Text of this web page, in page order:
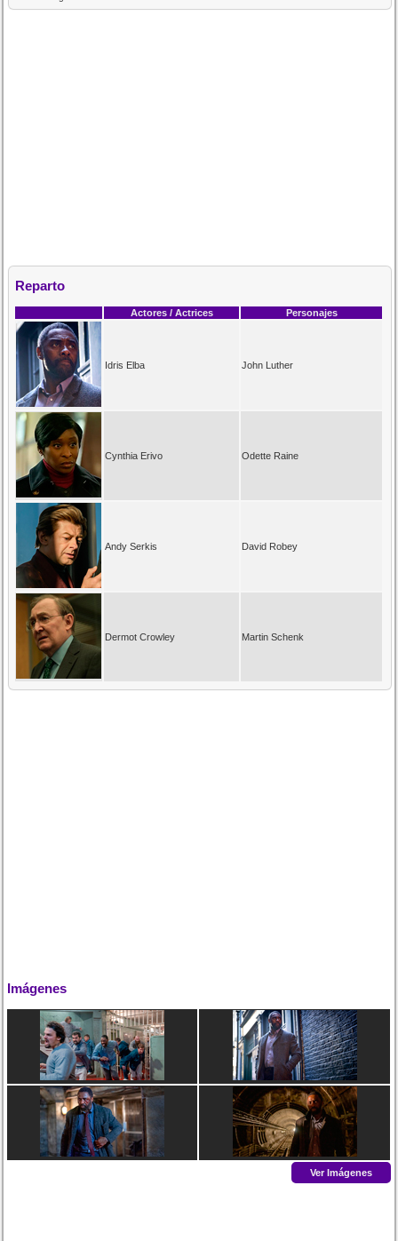
Reparto
Actores / Actrices Personajes
Idris Elba John Luther
Cynthia Erivo Odette Raine
Andy Serkis David Robey
Dermot Crowley Martin Schenk
Imágenes
Ver Imágenes